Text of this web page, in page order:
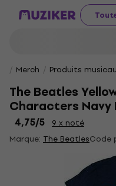
Merch Produits
The Beatles
Characters Navy
4,75/5
9 x noté
Marque: The BeatlesCode